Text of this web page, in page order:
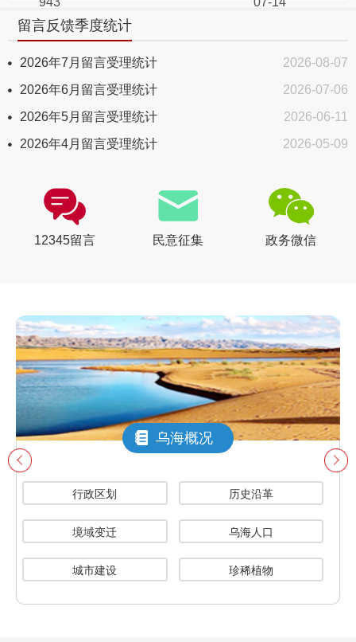
留言反馈季度统计
2026-08-07
2026年7月留言受理统计
2026-07-06
2026年6月留言受理统计
2026-06-11
2026年5月留言受理统计
2026-05-09
2026年4月留言受理统计
12345留言 民意征集 政务微信
乌海概况
行政区划 历史沿革
境域变迁 乌海人口
城市建设 珍稀植物